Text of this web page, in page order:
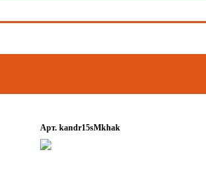
Арт. kandr15sMkhak